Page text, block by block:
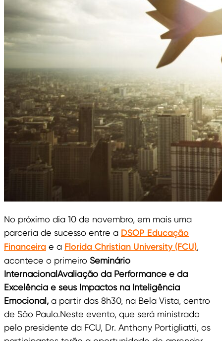
No próximo dia 10 de novembro, em mais uma
parceria de sucesso entre a DSOP Educação
Financeira e a Florida Christian University (FCU),
acontece o primeiro Seminário
InternacionalAvaliação da Performance e da
Excelência e seus Impactos na Inteligência
Emocional, a partir das 8h30, na Bela Vista, centro
de São Paulo.Neste evento, que será ministrado
pelo presidente da FCU, Dr. Anthony Portigliatti, os